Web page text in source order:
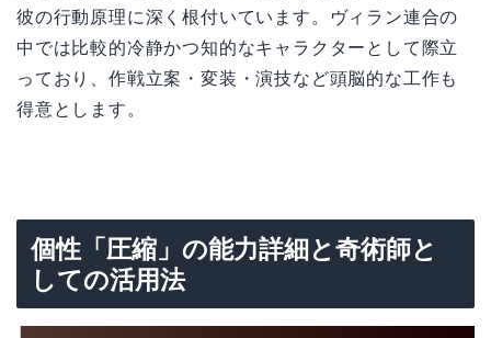
彼の行動原理に深く根付いています。ヴィラン連合の
中では比較的冷静かつ知的なキャラクターとして際立
っており、作戦立案・変装・演技など頭脳的な工作も
得意とします。
個性「圧縮」の能力詳細と奇術師と
しての活用法